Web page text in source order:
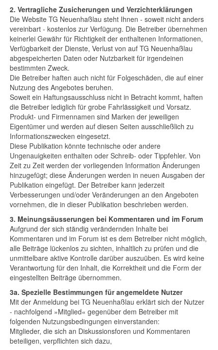
2. Vertragliche Zusicherungen und Verzichterklärungen
Die Website TG Neuenhaßlau steht Ihnen - soweit nicht anders
vereinbart - kostenlos zur Verfügung. Die Betreiber übernehmen
keinerlei Gewähr für Richtigkeit der enthaltenen Informationen,
Verfügbarkeit der Dienste, Verlust von auf TG Neuenhaßlau
abgespeicherten Daten oder Nutzbarkeit für irgendeinen
bestimmten Zweck.
Die Betreiber haften auch nicht für Folgeschäden, die auf einer
Nutzung des Angebotes beruhen.
Soweit ein Haftungsausschluss nicht in Betracht kommt, haften
die Betreiber lediglich für grobe Fahrlässigkeit und Vorsatz.
Produkt- und Firmennamen sind Marken der jeweiligen
Eigentümer und werden auf diesen Seiten ausschließlich zu
Informationszwecken eingesetzt.
Diese Publikation könnte technische oder andere
Ungenauigkeiten enthalten oder Schreib- oder Tippfehler. Von
Zeit zu Zeit werden der vorliegenden Information Änderungen
hinzugefügt; diese Änderungen werden in neuen Ausgaben der
Publikation eingefügt. Der Betreiber kann jederzeit
Verbesserungen und/oder Veränderungen an den Angeboten
vornehmen, die in dieser Publikation beschrieben werden.
3. Meinungsäusserungen bei Kommentaren und im Forum
Aufgrund der sich ständig verändernden Inhalte bei
Kommentaren und im Forum ist es dem Betreiber nicht möglich,
alle Beiträge lückenlos zu sichten, inhaltlich zu prüfen und die
unmittelbare aktive Kontrolle darüber auszuüben. Es wird keine
Verantwortung für den Inhalt, die Korrektheit und die Form der
eingestellten Beiträge übernommen.
3a. Spezielle Bestimmungen für angemeldete Nutzer
Mit der Anmeldung bei TG Neuenhaßlau erklärt sich der Nutzer
- nachfolgend »Mitglied« gegenüber dem Betreiber mit
folgenden Nutzungsbedingungen einverstanden:
Mitglieder, die sich an Diskussionsforen und Kommentaren
beteiligen, verpflichten sich dazu,